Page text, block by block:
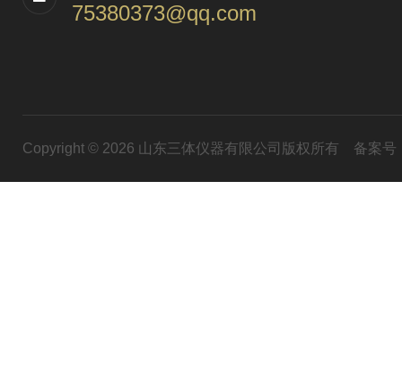
75380373@qq.com
Copyright © 2026 山东三体仪器有限公司版权所有 备案号